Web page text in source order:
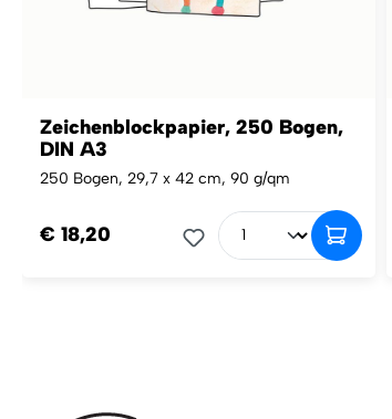
Zeichenblockpapier, 250 Bogen,
DIN A3
250 Bogen, 29,7 x 42 cm, 90 g/qm
€ 18,20